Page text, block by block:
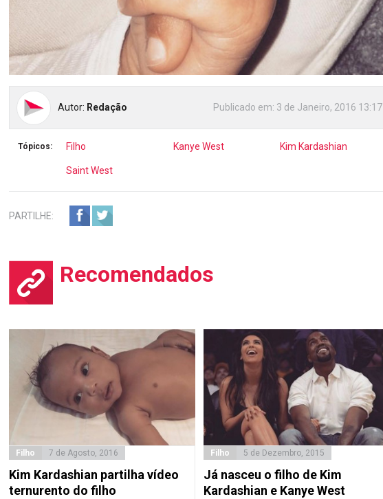
Autor: Redação Publicado em: 3 de Janeiro, 2016 13:17
Tópicos: Filho Kanye West Kim Kardashian
Saint West
PARTILHE:
Recomendados
Filho 7 de Agosto, 2016
Kim Kardashian partilha vídeo
ternurento do filho
Filho 5 de Dezembro, 2015
Já nasceu o filho de Kim
Kardashian e Kanye West